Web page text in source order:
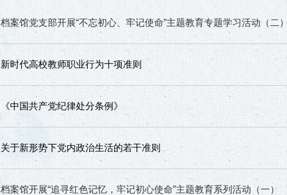
档案馆党支部开展“不忘初心、牢记使命”主题教育专题学习活动（二）
新时代高校教师职业行为十项准则
《中国共产党纪律处分条例》
关于新形势下党内政治生活的若干准则
档案馆开展“追寻红色记忆，牢记初心使命”主题教育系列活动（一）